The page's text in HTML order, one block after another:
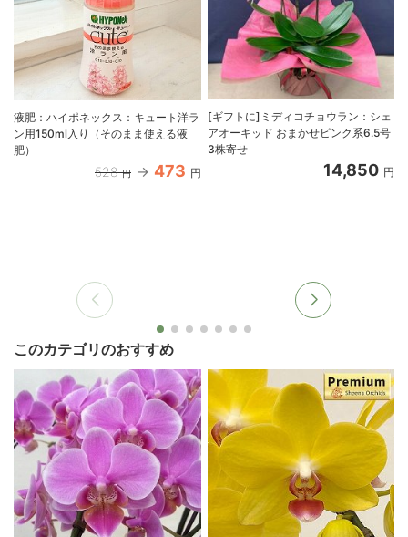
液肥：ハイポネックス：キュート洋ラ
ン用150ml入り（そのまま使える液
肥）
528 円 473 円
[ギフトに]ミディコチョウラン：シェ
アオーキッド おまかせピンク系6.5号
3株寄せ
14,850 円
このカテゴリのおすすめ